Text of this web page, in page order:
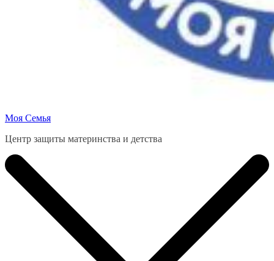
Моя Семья
Центр защиты материнства и детства